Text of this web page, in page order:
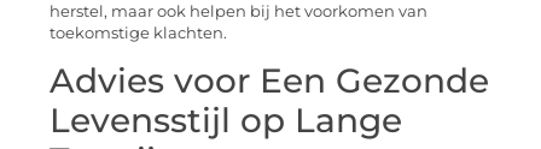
herstel, maar ook helpen bij het voorkomen van
toekomstige klachten.
Advies voor Een Gezonde
Levensstijl op Lange